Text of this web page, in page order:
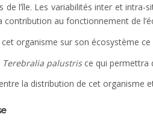
de l’île. Les variabilités inter et
contribution au fonctionnement de
cet organisme sur son écosystème
Terebralia palustrisce qui permettra
la distribution de cet organisme